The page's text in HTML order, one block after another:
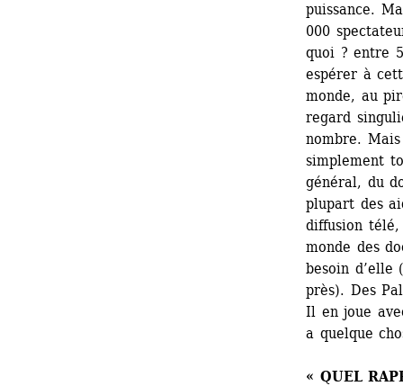
puissance.
000
quoi ? entre
espérer à
monde, au
regard
nombre.
simplement
général, du
plupart des
diffusion
monde des
besoin d’elle
près). Des
Il en joue
a quelque
« QUEL